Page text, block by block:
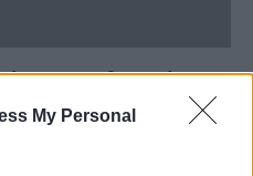
My Personal
του ιατροδικαστή για
στο Μάτι